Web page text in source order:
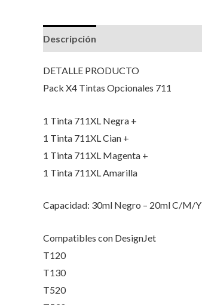
Descripción
DETALLE PRODUCTO
Pack X4 Tintas Opcionales 711
1 Tinta 711XL Negra +
1 Tinta 711XL Cian +
1 Tinta 711XL Magenta +
1 Tinta 711XL Amarilla
Capacidad: 30ml Negro – 20ml C/M/Y
Compatibles con DesignJet
T120
T130
T520